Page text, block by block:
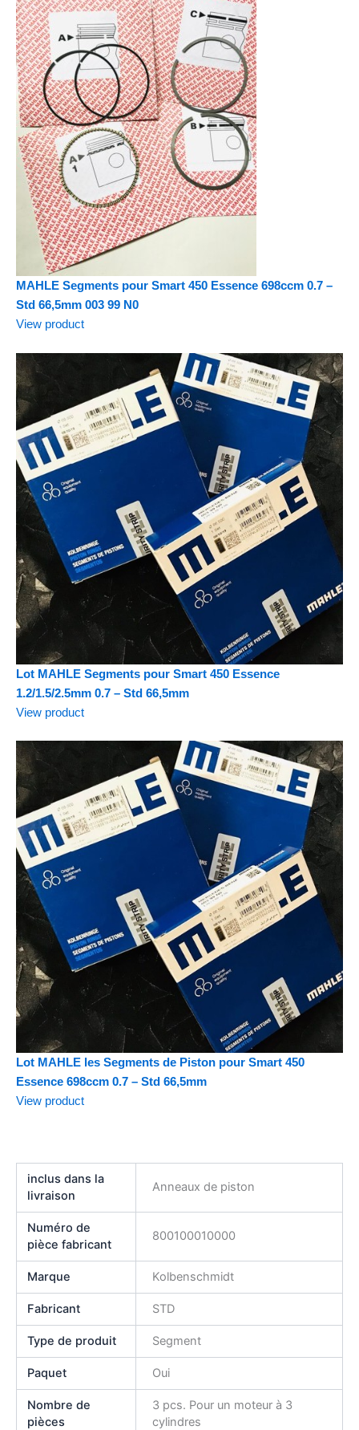
MAHLE Segments pour Smart 450 Essence 698ccm 0.7 –
Std 66,5mm 003 99 N0
View product
Lot MAHLE Segments pour Smart 450 Essence
1.2/1.5/2.5mm 0.7 – Std 66,5mm
View product
Lot MAHLE les Segments de Piston pour Smart 450
Essence 698ccm 0.7 – Std 66,5mm
View product
inclus dans la
livraison
Anneaux de piston
Numéro de
pièce fabricant
800100010000
Marque Kolbenschmidt
Fabricant STD
Type de produit Segment
Paquet Oui
Nombre de
pièces
3 pcs. Pour un moteur à 3
cylindres